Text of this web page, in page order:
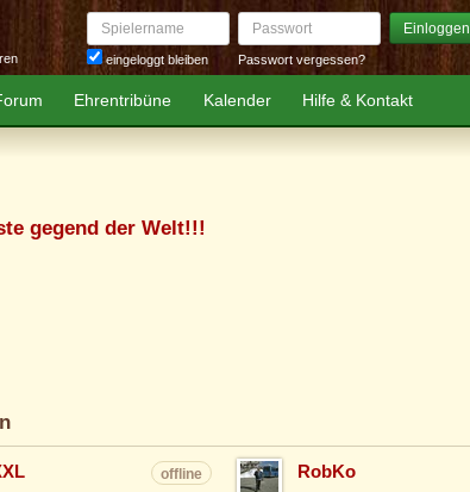
Spielername
eingeloggt bleiben
Passwort Einloggen
Passwort vergessen?
Ehrentribüne Kalender Hilfe & Kontakt
gegend der Welt!!!
offline RobKo